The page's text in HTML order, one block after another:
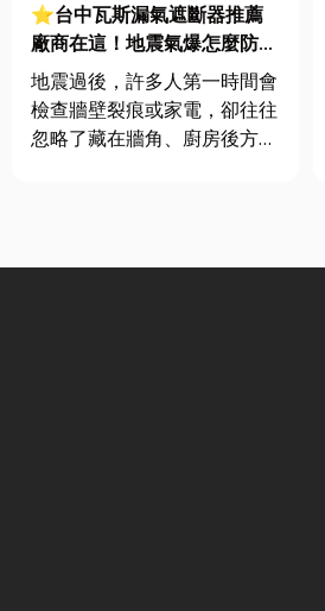
⭐台中瓦斯漏氣遮斷器推薦
廠商在這！地震氣爆怎麼防？
警報器與遮斷器差異、補助條
件及挑選全攻略
地震過後，許多人第一時間會
檢查牆壁裂痕或家電，卻往往
忽略了藏在牆角、廚房後方的